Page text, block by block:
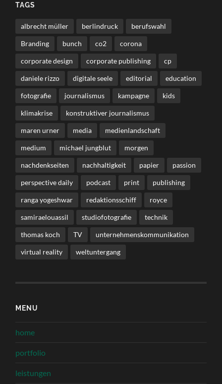
TAGS
albrecht müller berlindruck berufswahl
Branding bunch co2 corona
corporate design corporate publishing cp
daniele rizzo digitale seele editorial education
fotografie journalismus kampagne kids
klimakrise konstruktiver journalismus
maren urner media medienlandschaft
medium michael jungblut morgen
nachdenkseiten nachhaltigkeit papier passion
perspective daily podcast print publishing
ranga yogeshwar redaktionsschiff royce
samiraelouassil studiofotografie technik
thomas koch TV unternehmenskommunikation
virtual reality weltuntergang
MENU
home
portfolio
leistungen